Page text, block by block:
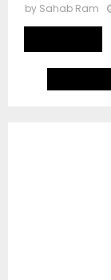
by Sahab Ram